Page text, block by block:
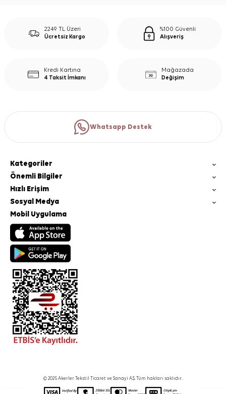
2249 TL Üzeri
Ücretsiz Kargo
%100 Güvenli
Alışveriş
Kredi Kartına
4 Taksit İmkanı
Mağazada
Değişim
Whatsapp Destek
Kategoriler
Önemli Bilgiler
Hızlı Erişim
Sosyal Medya
Mobil Uygulama
© 2025 Akerler Tekstil Ticaret ve Sanayi A.Ş. Tüm hakları saklıdır.